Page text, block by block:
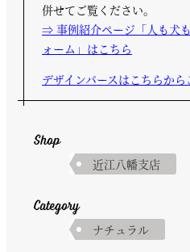
併せてご覧ください。
⇒ 事例紹介ページ「人も犬
ォーム」はこちら
デザインパースはこちらから
Shop
近江八幡支店
Category
ナチュラル